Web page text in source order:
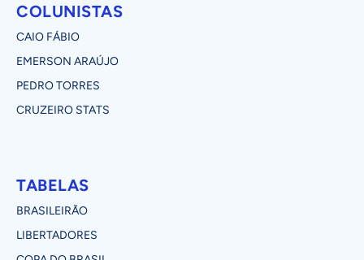
COLUNISTAS
CAIO FÁBIO
EMERSON ARAÚJO
PEDRO TORRES
CRUZEIRO STATS
TABELAS
BRASILEIRÃO
LIBERTADORES